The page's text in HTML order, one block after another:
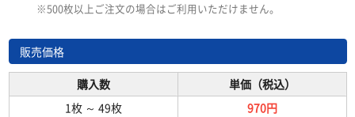
※500枚以上ご注文の場合はご利用いただけません。
販売価格
購入数
単価（税込）
1枚 ～ 49枚
970円